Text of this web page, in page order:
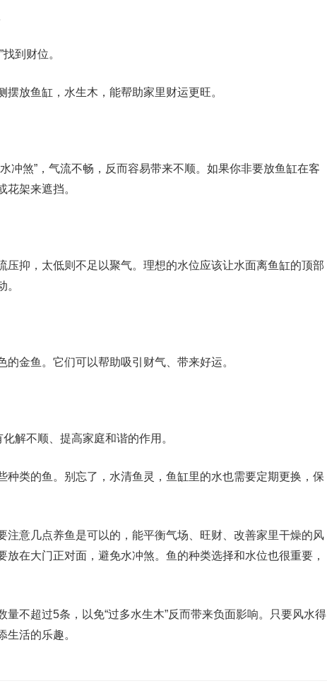
到财位。
放鱼缸，水生木，能帮助家里财运更旺。
冲煞”，气流不畅，反而容易带来不顺。如果你非要放鱼缸在客
花架来遮挡。
压抑，太低则不足以聚气。理想的水位应该让水面离鱼缸的顶部
。
金鱼。它们可以帮助吸引财气、带来好运。
解不顺、提高家庭和谐的作用。
种类的鱼。别忘了，水清鱼灵，鱼缸里的水也需要定期更换，保
注意几点养鱼是可以的，能平衡气场、旺财、改善家里干燥的风
在大门正对面，避免水冲煞。鱼的种类选择和水位也很重要，
不超过5条，以免“过多水生木”反而带来负面影响。只要风水得
生活的乐趣。